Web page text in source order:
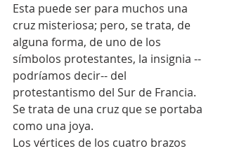
Esta puede ser para muchos una
cruz misteriosa; pero, se trata, de
alguna forma, de uno de los
símbolos protestantes, la insignia --
podríamos decir-- del
protestantismo del Sur de Francia.
Se trata de una cruz que se portaba
como una joya.
Los vértices de los cuatro brazos